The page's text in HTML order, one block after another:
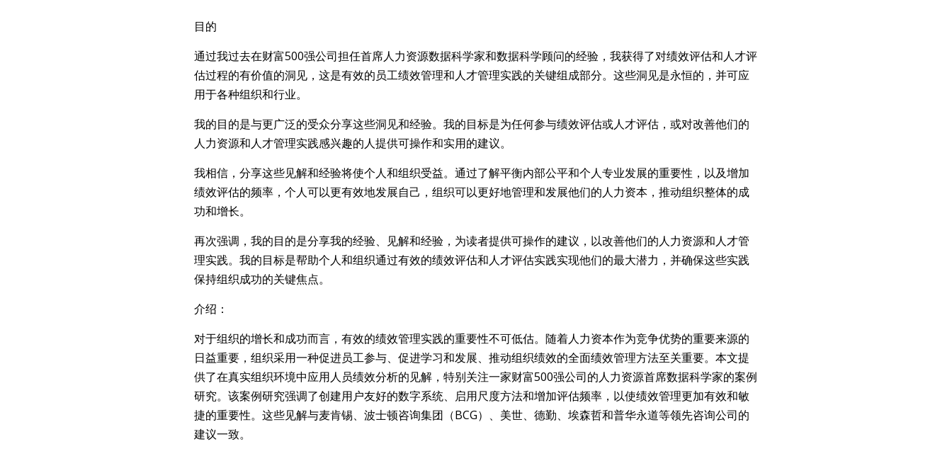
目的
通过我过去在财富500强公司担任首席人力资源数据科学家和数据科学顾问的经验，我获得了对绩效评估和人才评
估过程的有价值的洞见，这是有效的员工绩效管理和人才管理实践的关键组成部分。这些洞见是永恒的，并可应
用于各种组织和行业。
我的目的是与更广泛的受众分享这些洞见和经验。我的目标是为任何参与绩效评估或人才评估，或对改善他们的
人力资源和人才管理实践感兴趣的人提供可操作和实用的建议。
我相信，分享这些见解和经验将使个人和组织受益。通过了解平衡内部公平和个人专业发展的重要性，以及增加
绩效评估的频率，个人可以更有效地发展自己，组织可以更好地管理和发展他们的人力资本，推动组织整体的成
功和增长。
再次强调，我的目的是分享我的经验、见解和经验，为读者提供可操作的建议，以改善他们的人力资源和人才管
理实践。我的目标是帮助个人和组织通过有效的绩效评估和人才评估实践实现他们的最大潜力，并确保这些实践
保持组织成功的关键焦点。
介绍：
对于组织的增长和成功而言，有效的绩效管理实践的重要性不可低估。随着人力资本作为竞争优势的重要来源的
日益重要，组织采用一种促进员工参与、促进学习和发展、推动组织绩效的全面绩效管理方法至关重要。本文提
供了在真实组织环境中应用人员绩效分析的见解，特别关注一家财富500强公司的人力资源首席数据科学家的案例
研究。该案例研究强调了创建用户友好的数字系统、启用尺度方法和增加评估频率，以使绩效管理更加有效和敏
捷的重要性。这些见解与麦肯锡、波士顿咨询集团（BCG）、美世、德勤、埃森哲和普华永道等领先咨询公司的
建议一致。